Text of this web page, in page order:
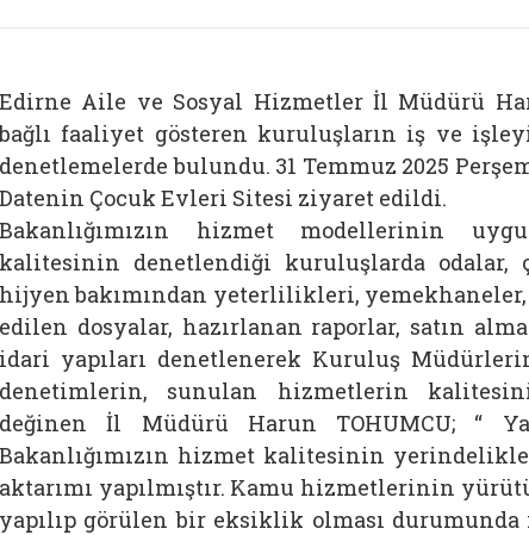
Edirne Aile ve Sosyal Hizmetler İl Müdürü
bağlı faaliyet gösteren kuruluşların iş ve
denetlemelerde bulundu. 31 Temmuz 2025
Datenin Çocuk Evleri Sitesi ziyaret edildi.
Bakanlığımızın hizmet modellerinin
kalitesinin denetlendiği kuruluşlarda odalar,
hijyen bakımından yeterlilikleri,
edilen dosyalar, hazırlanan raporlar, satın
idari yapıları denetlenerek Kuruluş
denetimlerin, sunulan hizmetlerin
değinen İl Müdürü Harun TOHUMCU; “
Bakanlığımızın hizmet kalitesinin
aktarımı yapılmıştır. Kamu hizmetlerinin
yapılıp görülen bir eksiklik olması